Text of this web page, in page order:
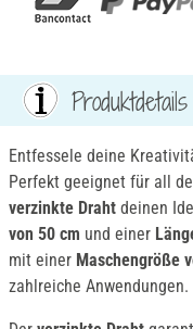
Produktdetails
Entfessele deine
Perfekt geeignet für all
verzinkte Draht deinen
von 50 cm und einer
mit einer Maschengröße
zahlreiche Anwendungen.